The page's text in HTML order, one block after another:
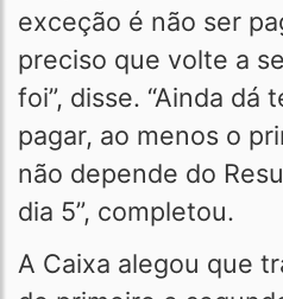
exceção é não ser
preciso que volte a
foi”, disse. “Ainda dá
pagar, ao menos o
não depende do
dia 5”, completou.
A Caixa alegou que